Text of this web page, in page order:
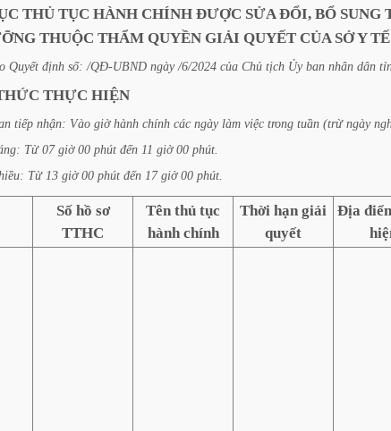
THỦ TỤC HÀNH CHÍNH ĐƯỢC SỬA ĐỔI, BỔ SUNG
THUỘC THẨM QUYỀN GIẢI QUYẾT CỦA SỞY TẾ
Quyết định số: /QĐ-UBND ngày /6/2024 của Chủ tịch Ủy ban nhân dân
THỰC HIỆN
tiếp nhận: Vào giờ hành chính các ngày làm việc trong tuần (trừ ngày
Từ 07 giờ 00 phút đến 11 giờ 00 phút.
Từ 13 giờ 00 phút đến 17 giờ 00 phút.
Số hồ sơ
TTHC
Tên thủ tục
hành chính
Thời hạn giải
quyết
Địa